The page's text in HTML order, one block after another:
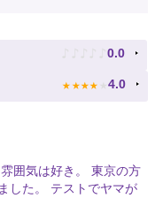
♪ ♪ ♪ ♪ ♪ 0.0
★ ★ ★ ★ ★ 4.0
囲気は好き。 東京の方
した。 テストでヤマが